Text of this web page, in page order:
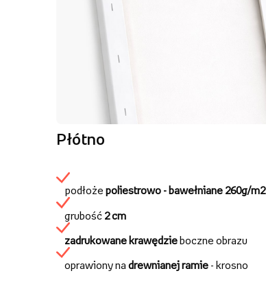
Płótno
podłoże poliestrowo - bawełniane 260g/m2
grubość 2 cm
zadrukowane krawędzie boczne obrazu
oprawiony na drewnianej ramie - krosno